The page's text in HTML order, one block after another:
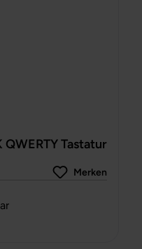
Tastatur
5 Sternen
Merken